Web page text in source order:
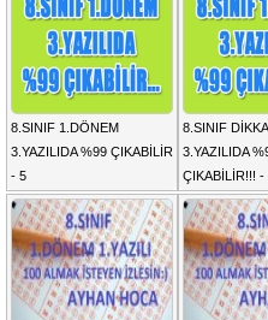
8.SINIF 1.DÖNEM
3.YAZILIDA %99 ÇIKABİLİR
- 5
8.SINIF
3.YAZILIDA
ÇIKABİLİR!!! -